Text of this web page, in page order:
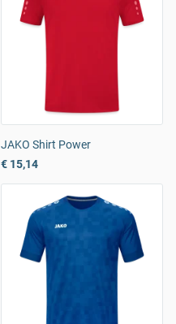
JAKO Shirt Power
€ 15,14